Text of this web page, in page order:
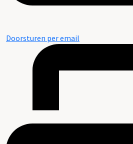
Doorsturen per email